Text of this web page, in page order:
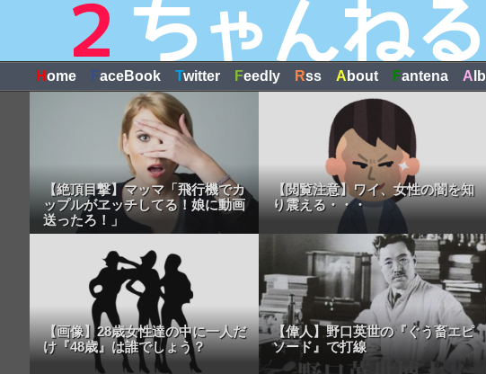
Home FaceBook Twitter Feedly Rss A bout Fantena A
【絶頂目撃】マッマ「飛行機でカ
ップルがヱッチしてる！娘に動画
送ったろ！」
【閲覧注意】ワイ、女性の闇を知
り震える・・・
【画像】28歳女性達の中に一人だ
け『48歳』は誰でしょう？
【偉人】野口英世の『ぐう畜エピ
ソード』で打線